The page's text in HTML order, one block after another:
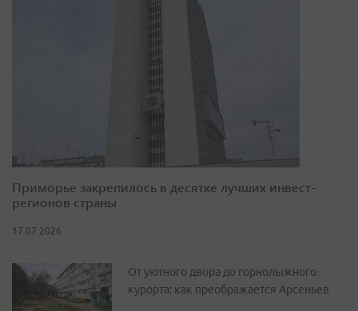
Приморье закрепилось в десятке лучших инвест-
регионов страны
17.07.2026
От уютного двора до горнолыжного
курорта: как преображается Арсеньев